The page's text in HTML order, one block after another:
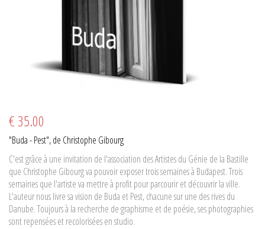
€ 35.00
"Buda - Pest", de Christophe Gibourg
C'est grâce à une invitation de l'association des Artistes du Génie de la Bastille
que Christophe Gibourg va pouvoir exposer trois semaines à Budapest. Trois
semaines que l'artiste va mettre à profit pour parcourir et découvrir la ville.
L'auteur nous livre sa vision de Buda et Pest, chacune sur une des rives du
Danube. Toujours à la recherche de graphisme et de poésie, ses photographies
sont repensées et recolorisées en studio.